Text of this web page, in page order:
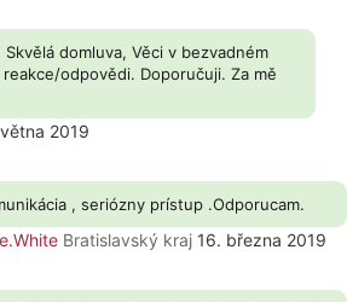
domluva, Věci v bezvadném
odpovědi. Doporučuji. Za mě
2019
, seriózny prístup .Odporucam.
Bratislavský kraj 16. března 2019